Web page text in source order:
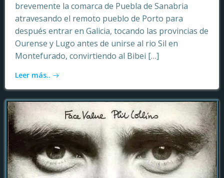
brevemente la comarca de Puebla de Sanabria
atravesando el remoto pueblo de Porto para
después entrar en Galicia, tocando las provincias de
Ourense y Lugo antes de unirse al rio Sil en
Montefurado, convirtiendo al Bibei […]
Leer más..